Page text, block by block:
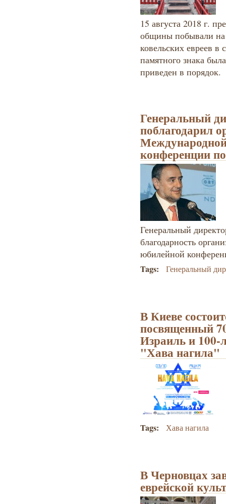
15 августа 2018 г.
общины побывали на
ковельских евреев в
памятного знака
приведен в порядок.
Генеральный
поблагодарил
конференции
Генеральный
благодарность
юбилейной
Tags: Генеральный
В Киеве
посвященный
Израиль и 100-
"Хава нагила"
Tags: Хава нагила
В Черновцах
еврейской